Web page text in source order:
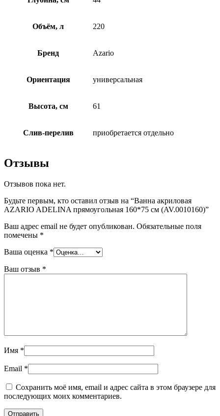
Объём, л 220
Бренд Azario
Ориентация универсальная
Высота, см 61
Слив-перелив приобретается отдельно
Отзывы
Отзывов пока нет.
Будьте первым, кто оставил отзыв на “Ванна акриловая
AZARIO ADELINA прямоугольная 160*75 см (AV.0010160)”
Ваш адрес email не будет опубликован. Обязательные поля
помечены *
Ваша оценка *
Ваш отзыв *
Имя *
Email *
Сохранить моё имя, email и адрес сайта в этом браузере для
последующих моих комментариев.